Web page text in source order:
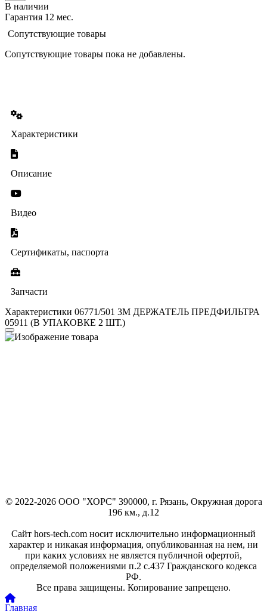
В наличии
Гарантия 12 мес.
Сопутствующие товары
Сопутствующие товары пока не добавлены.
Характеристики
Описание
Видео
Сертификаты, паспорта
Запчасти
Характеристики 06771/501 3М ДЕРЖАТЕЛЬ ПРЕДФИЛЬТРА
05911 (В УПАКОВКЕ 2 ШТ.)
© 2022-2026 ООО "ХОРС" 390000, г. Рязань, Окружная дорога
196 км., д.12
Сайт hors-tech.com носит исключительно информационный
характер и никакая информация, опубликованная на нем, ни
при каких условиях не является публичной офертой,
определяемой положениями п.2 с.437 Гражданского кодекса
РФ.
Все права защищены. Копирование запрещено.
Главная